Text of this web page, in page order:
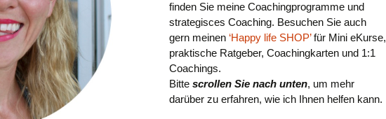
finden Sie meine Coachingprogramme und
strategisces Coaching. Besuchen Sie auch
gern meinen ‘Happy life SHOP’für MinieKurse,
praktische Ratgeber, Coachingkarten und 1:1
Coachings.
Bittescrollen Sie nach unten, um mehr
darüber zu erfahren, wie ich Ihnen helfen kann.